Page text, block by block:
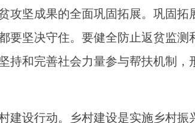
攻坚成果的全面巩固拓展。巩固
要坚决守住。要健全防止返贫监
持和完善社会力量参与帮扶机制
建设行动。乡村建设是实施乡村